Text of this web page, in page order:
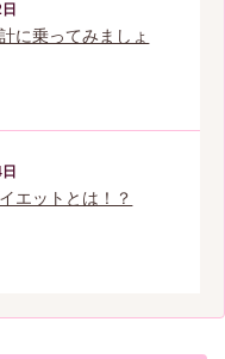
に乗ってみましょ
エットとは！？